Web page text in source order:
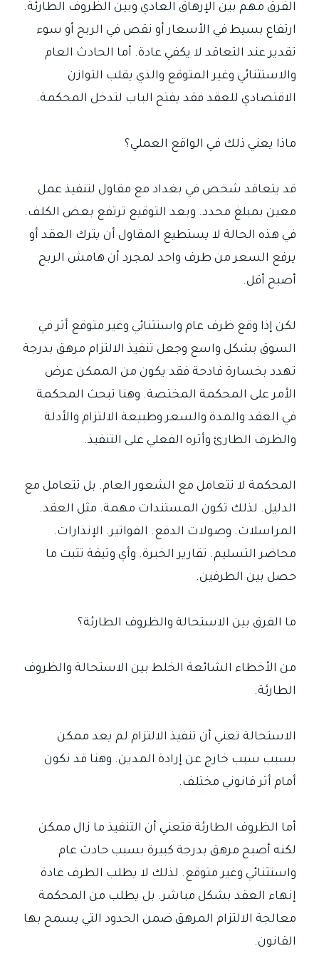
الفرق مهم بين الإرهاق العادي وبين الظروف الطارئة.
ارتفاع بسيط في الأسعار أو نقص في الربح أو سوء
تقدير عند التعاقد لا يكفي عادة. أما الحادث العام
والاستثنائي وغير المتوقع والذي يقلب التوازن
الاقتصادي للعقد فقد يفتح الباب لتدخل المحكمة.
ماذا يعني ذلك في الواقع العملي؟
قد يتعاقد شخص في بغداد مع مقاول لتنفيذ عمل
معين بمبلغ محدد. وبعد التوقيع ترتفع بعض الكلف.
في هذه الحالة لا يستطيع المقاول أن يترك العقد أو
يرفع السعر من طرف واحد لمجرد أن هامش الربح
أصبح أقل.
لكن إذا وقع ظرف عام واستثنائي وغير متوقع أثر في
السوق بشكل واسع وجعل تنفيذ الالتزام مرهق بدرجة
تهدد بخسارة فادحة فقد يكون من الممكن عرض
الأمر على المحكمة المختصة. وهنا تبحث المحكمة
في العقد والمدة والسعر وطبيعة الالتزام والأدلة
والظرف الطارئ وأثره الفعلي على التنفيذ.
المحكمة لا تتعامل مع الشعور العام. بل تتعامل مع
الدليل. لذلك تكون المستندات مهمة. مثل العقد.
المراسلات. وصولات الدفع. الفواتير. الإنذارات.
محاضر التسليم. تقارير الخبرة. وأي وثيقة تثبت ما
حصل بين الطرفين.
ما الفرق بين الاستحالة والظروف الطارئة؟
من الأخطاء الشائعة الخلط بين الاستحالة والظروف
الطارئة.
الاستحالة تعني أن تنفيذ الالتزام لم يعد ممكن
بسبب سبب خارج عن إرادة المدين. وهنا قد نكون
أمام أثر قانوني مختلف.
أما الظروف الطارئة فتعني أن التنفيذ ما زال ممكن
لكنه أصبح مرهق بدرجة كبيرة بسبب حادث عام
واستثنائي وغير متوقع. لذلك لا يطلب الطرف عادة
إنهاء العقد بشكل مباشر. بل يطلب من المحكمة
معالجة الالتزام المرهق ضمن الحدود التي يسمح بها
القانون.